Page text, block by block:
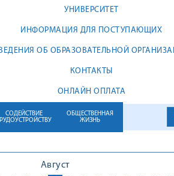
УНИВЕРСИТЕТ
ИНФОРМАЦИЯ ДЛЯ ПОСТУПАЮЩИХ
ОБ ОБРАЗОВАТЕЛЬНОЙ
КОНТАКТЫ
ОНЛАЙН ОПЛАТА
СОДЕЙСТВИЕ
ТРУДОУСТРОЙСТВУ
ОБЩЕСТВЕННАЯ
ЖИЗНЬ
Август